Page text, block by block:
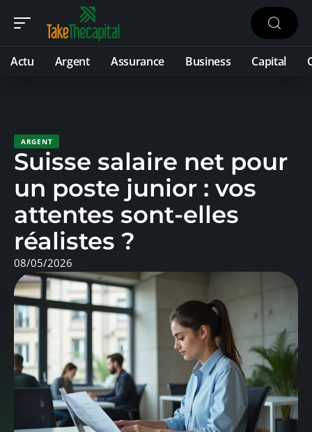
Actu Argent Assurance Business Capital
ARGENT
Suisse salaire net pour
un poste junior : vos
attentes sont-elles
réalistes ?
08/05/2026